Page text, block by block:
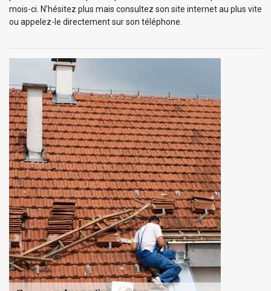
mois-ci. N’hésitez plus mais consultez son site internet au plus vite
ou appelez-le directement sur son téléphone.